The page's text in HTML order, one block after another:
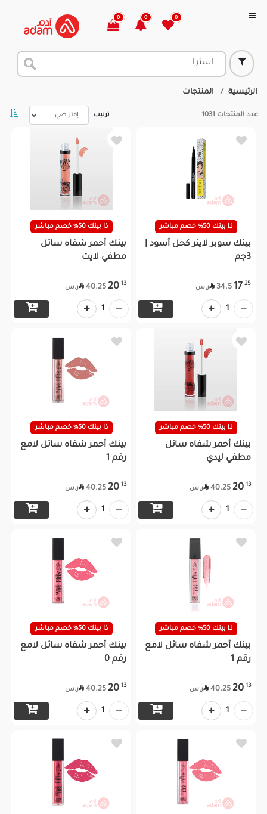
0
0
0
الرئيسية المنتجات
عدد المنتجات 1031 ترتيب
ذا بينك 50% خصم مباشر
بينك سوبر لاينر كحل أسود |
3جم
25
17
 34.5 ر.س
1
ذا بينك 50% خصم مباشر
بينك أحمر شفاه سائل
مطفي لايت
13
20
 40.25 ر.س
1
ذا بينك 50% خصم مباشر
بينك أحمر شفاه سائل
مطفي ليدي
13
20
 40.25 ر.س
1
ذا بينك 50% خصم مباشر
بينك أحمر شفاه سائل لامع
رقم 1
13
20
 40.25 ر.س
1
ذا بينك 50% خصم مباشر
بينك أحمر شفاه سائل لامع
رقم 1
13
20
 40.25 ر.س
1
ذا بينك 50% خصم مباشر
بينك أحمر شفاه سائل لامع
رقم 0
13
20
 40.25 ر.س
1